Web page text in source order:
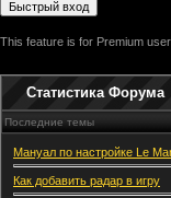
This feature is for Premium
Статистика Форума
Последние темы
Мануал по настройке Le
Как добавить радар в игру